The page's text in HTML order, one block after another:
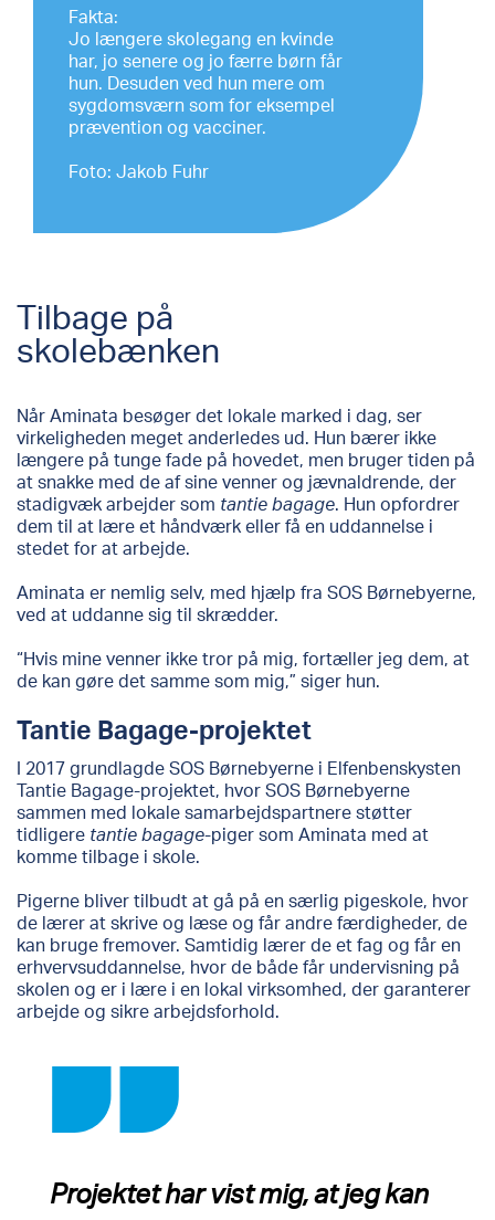
Fakta:
Jo længere skolegang en kvinde
har, jo senere og jo færre børn får
hun. Desuden ved hun mere om
sygdomsværn som for eksempel
prævention og vacciner.
Foto: Jakob Fuhr
Tilbage på
skolebænken
Når Aminata besøger det lokale marked i dag, ser
virkeligheden meget anderledes ud. Hun bærer ikke
længere på tunge fade på hovedet, men bruger tiden på
at snakke med de af sine venner og jævnaldrende, der
stadigvæk arbejder som tantie bagage. Hun opfordrer
dem til at lære et håndværk eller få en uddannelse i
stedet for at arbejde.
Aminata er nemlig selv, med hjælp fra SOS Børnebyerne,
ved at uddanne sig til skrædder.
“Hvis mine venner ikke tror på mig, fortæller jeg dem, at
de kan gøre det samme som mig,” siger hun.
Tantie Bagage-projektet
I 2017 grundlagde SOS Børnebyerne i Elfenbenskysten
Tantie Bagage-projektet, hvor SOS Børnebyerne
sammen med lokale samarbejdspartnere støtter
tidligere tantie bagage-piger som Aminata med at
komme tilbage i skole.
Pigerne bliver tilbudt at gå på en særlig pigeskole, hvor
de lærer at skrive og læse og får andre færdigheder, de
kan bruge fremover. Samtidig lærer de et fag og får en
erhvervsuddannelse, hvor de både får undervisning på
skolen og er i lære i en lokal virksomhed, der garanterer
arbejde og sikre arbejdsforhold.
Projektet har vist mig, at jeg kan